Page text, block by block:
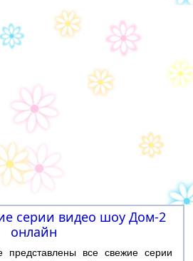
серии видео шоу Дом-2
онлайн
все свежие серии